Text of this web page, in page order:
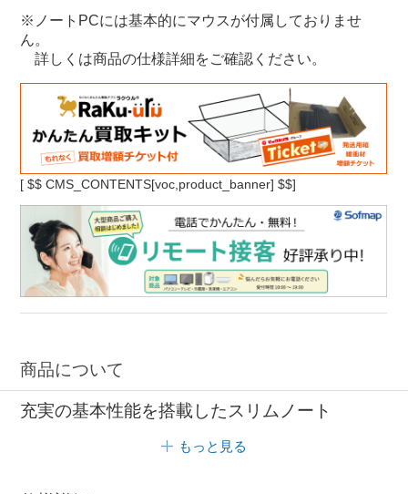
※ノートPCには基本的にマウスが付属しておりませ
ん。
詳しくは商品の仕様詳細をご確認ください。
[ $$ CMS_CONTENTS[voc,product_banner] $$]
商品について
充実の基本性能を搭載したスリムノート
もっと見る